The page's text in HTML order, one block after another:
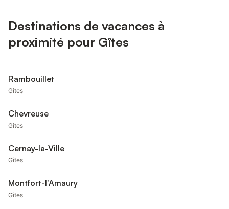
Destinations de vacances à
proximité pour Gîtes
Rambouillet
Gîtes
Chevreuse
Gîtes
Cernay-la-Ville
Gîtes
Montfort-l'Amaury
Gîtes